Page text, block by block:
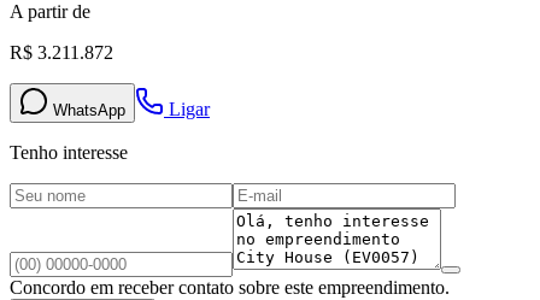
A partir de
R$ 3.211.872
WhatsApp Ligar
Tenho interesse
Concordo em receber contato sobre este empreendimento.